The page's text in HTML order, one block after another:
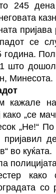
245
се
година.
што
Минесота.
кажале
како „се
„Не!“ По
пријавил
во куќата.
како
со